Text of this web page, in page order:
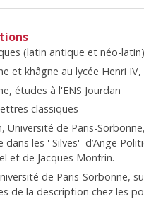
(latin antique et néo-
et khâgne au lycée Henri IV,
études à l'ENS Jourdan
classiques
Université de Paris-
les ' Silves' d’Ange
et de Jacques Monfrin.
de Paris-Sorbonne,
de la description chez les